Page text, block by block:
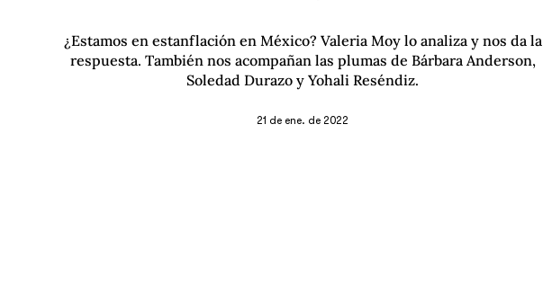
¿Estamos en estanflación en México? Valeria Moy lo analiza y nos da la
respuesta. También nos acompañan las plumas de Bárbara Anderson,
Soledad Durazo y Yohali Reséndiz.
21 de ene. de 2022